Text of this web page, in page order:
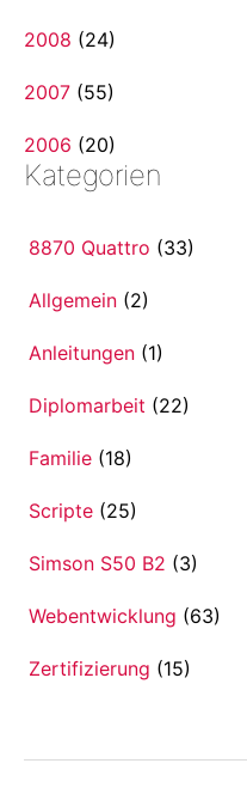
2008 (24)
2007 (55)
2006 (20)
Kategorien
8870 Quattro (33)
Allgemein (2)
Anleitungen (1)
Diplomarbeit (22)
Familie (18)
Scripte (25)
Simson S50 B2 (3)
Webentwicklung (63)
Zertifizierung (15)